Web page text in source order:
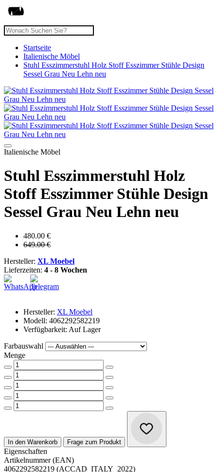
Startseite
Italienische Möbel
Stuhl Esszimmerstuhl Holz Stoff Esszimmer Stühle Design
Sessel Grau Neu Lehn neu
Italienische Möbel
Stuhl Esszimmerstuhl Holz
Stoff Esszimmer Stühle Design
Sessel Grau Neu Lehn neu
480.00 €
649.00 €
Hersteller: XL Moebel
Lieferzeiten: 4 - 8 Wochen
Hersteller: XL Moebel
Modell: 4062292582219
Verfügbarkeit: Auf Lager
Farbauswahl
Menge
In den Warenkorb Frage zum Produkt
Eigenschaften
Artikelnummer (EAN)
4062292582219 (ACCAD_ITALY_2022)